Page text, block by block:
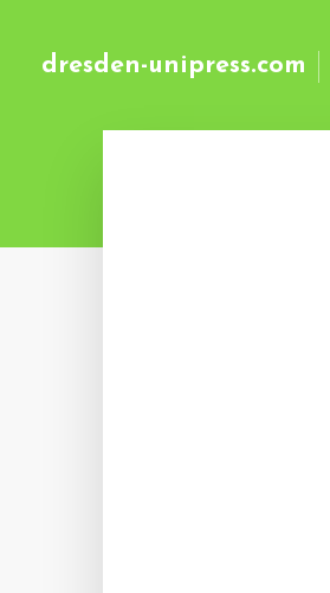
dresden-unipress.com